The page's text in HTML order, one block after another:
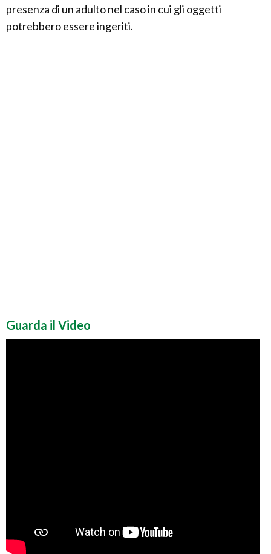
presenza di un adulto nel caso in cui gli oggetti
potrebbero essere ingeriti.
Guarda il Video